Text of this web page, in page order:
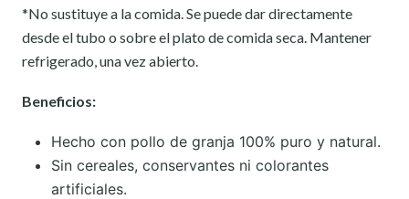
*No sustituye a la comida. Se puede dar directamente
desde el tubo o sobre el plato de comida seca. Mantener
refrigerado, una vez abierto.
Beneficios:
Hecho con pollo de granja 100% puro y natural.
Sin cereales, conservantes ni colorantes
artificiales.